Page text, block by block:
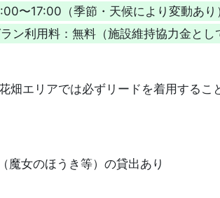
〜17:00（季節・天候により変動あり
ラン利用料：無料（施設維持協力金とし
畑エリアでは必ずリードを着用するこ
魔女のほうき等）の貸出あり